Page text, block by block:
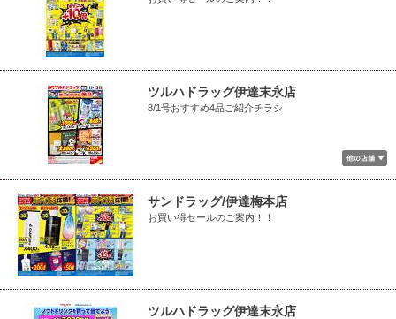
ツルハドラッグ伊達末永店
8/1号おすすめ4品ご紹介チラシ
サンドラッグ/伊達梅本店
お買い得セールのご案内！！
ツルハドラッグ伊達末永店